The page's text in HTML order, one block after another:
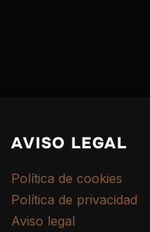
AVISO LEGAL
Política de cookies
Política de privacidad
Aviso legal